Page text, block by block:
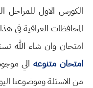
الكورس الاول للمراحل
المحافظات العراقية في
امتحان وان شاء الله
امتحان متنوعهالي
من الاسئلة وموضوعنا